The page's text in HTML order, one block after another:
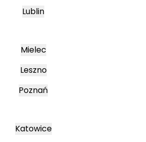
Lublin
Mielec
Leszno
Poznań
Katowice